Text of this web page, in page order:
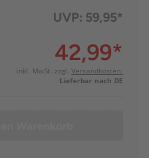
UVP: 59,95*
42,99*
inkl. MwSt. zzgl. Versandkosten:
Lieferbar nach DE